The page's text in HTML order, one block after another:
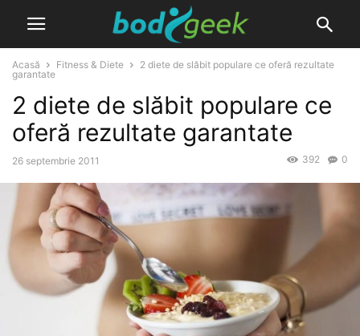
Acasă Fitness & Diete
2 diete de slăbit populare ce oferă rezultate
garantate
2 diete de slăbit populare ce
oferă rezultate garantate
26 septembrie 2011 0
392